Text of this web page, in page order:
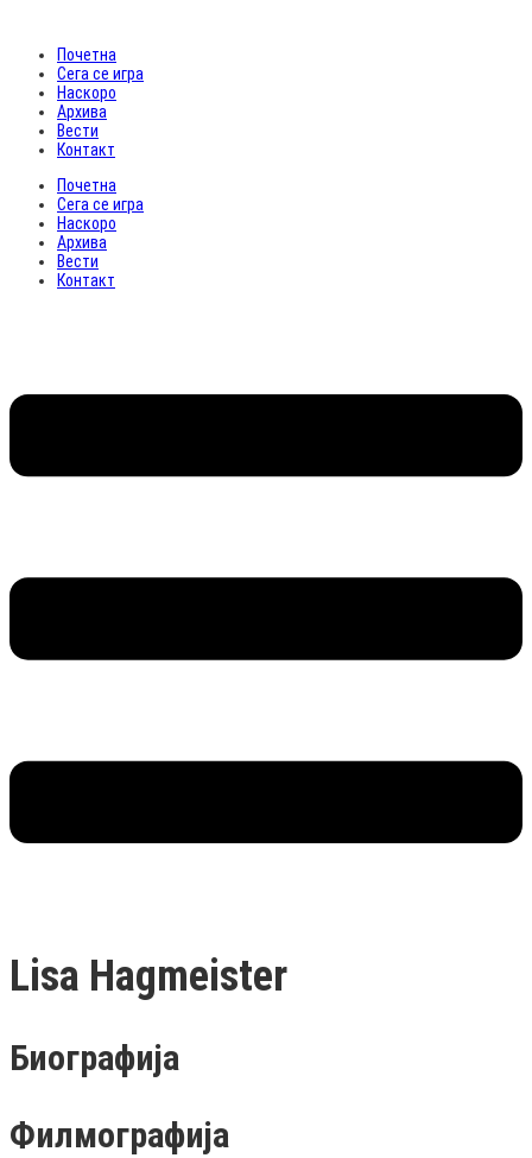
Почетна
Сега се игра
Наскоро
Архива
Вести
Контакт
Почетна
Сега се игра
Наскоро
Архива
Вести
Контакт
Lisa Hagmeister
Биографија
Филмографија